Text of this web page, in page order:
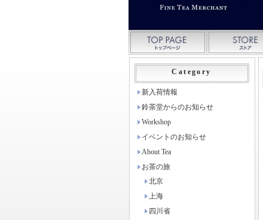
Category
新入荷情報
鈴茶堂からのお知らせ
Workshop
イベントのお知らせ
About Tea
お茶の旅
北京
上海
四川省